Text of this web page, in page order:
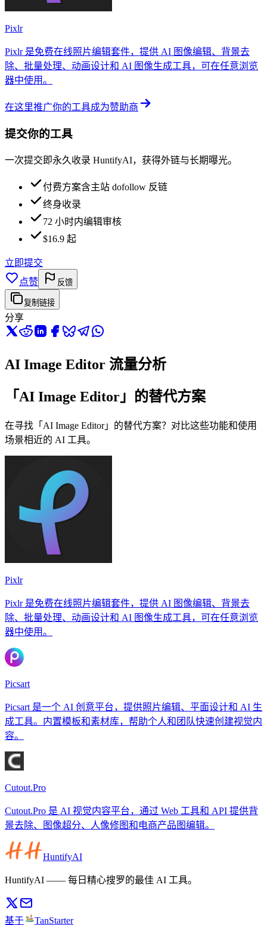
Pixlr
Pixlr 是免费在线照片编辑套件，提供 AI 图像编辑、背景去
除、批量处理、动画设计和 AI 图像生成工具，可在任意浏览
器中使用。
在这里推广你的工具成为赞助商
提交你的工具
一次提交即永久收录 HuntifyAI，获得外链与长期曝光。
付费方案含主站 dofollow 反链
终身收录
72 小时内编辑审核
$16.9 起
立即提交
点赞
反馈
复制链接
分享
AI Image Editor 流量分析
「AI Image Editor」的替代方案
在寻找「AI Image Editor」的替代方案？对比这些功能和使用
场景相近的 AI 工具。
Pixlr
Pixlr 是免费在线照片编辑套件，提供 AI 图像编辑、背景去
除、批量处理、动画设计和 AI 图像生成工具，可在任意浏览
器中使用。
Picsart
Picsart 是一个 AI 创意平台，提供照片编辑、平面设计和 AI 生
成工具。内置模板和素材库，帮助个人和团队快速创建视觉内
容。
Cutout.Pro
Cutout.Pro 是 AI 视觉内容平台，通过 Web 工具和 API 提供背
景去除、图像超分、人像修图和电商产品图编辑。
HuntifyAI
HuntifyAI —— 每日精心搜罗的最佳 AI 工具。
基于
TanStarter